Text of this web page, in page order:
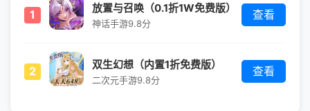
1 放置与召唤（0.1折1W免费版）
神话手游9.8分
查看
2 双生幻想（内置1折免费版）
二次元手游9.8分
查看